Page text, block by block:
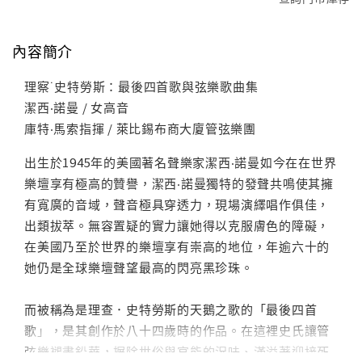
內容簡介
理察˙史特勞斯：最後四首歌與弦樂歌曲集
潔西‧諾曼 / 女高音
庫特‧馬索指揮 / 萊比錫布商大廈管弦樂團
出生於1945年的美國著名聲樂家潔西‧諾曼如今在在世界
樂壇享有極高的贊譽，潔西‧諾曼獨特的發聲共鳴使其擁
有寬廣的音域，聲音極具穿透力，現場演繹唱作俱佳，
出類拔萃。無容置疑的實力讓她得以克服膚色的障礙，
在美國乃至於世界的樂壇享有崇高的地位，年逾六十的
她仍是全球樂壇聲望最高的閃亮黑珍珠。
而被稱為是理查．史特勞斯的天鵝之歌的「最後四首
歌」，是其創作於八十四歲時的作品。在這裡史氏讓管
弦樂褪盡鉛華，摒除世俗與官能的況味、滿溢著迎接死